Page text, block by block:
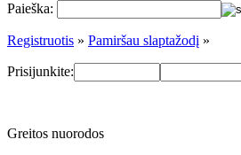
Paieška:
Registruotis » Pamiršau slaptažodį »
Prisijunkite:
Greitos nuorodos